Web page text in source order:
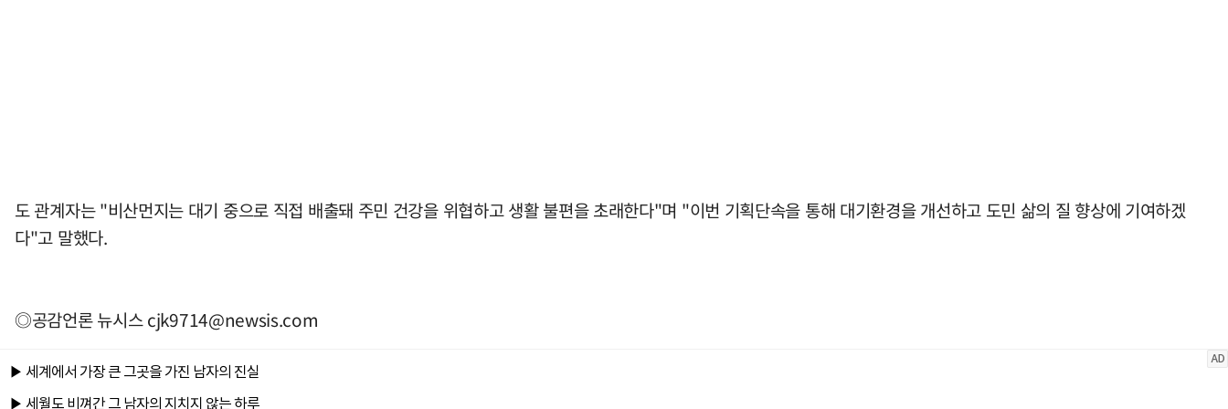
도 관계자는 "비산먼지는 대기 중으로 직접 배출돼 주민 건강을 위협하고 생활 불편을 초래한다"며 "이번 기획단속을 통해 대기환경을 개선하고 도민 삶의 질 향상에 기여하겠
다"고 말했다.
◎공감언론 뉴시스cjk9714@newsis.com